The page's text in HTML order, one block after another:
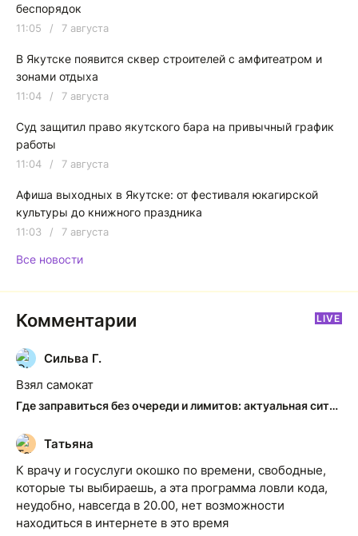
беспорядок
11:05 / 7 августа
В Якутске появится сквер строителей с амфитеатром и
зонами отдыха
11:04 / 7 августа
Суд защитил право якутского бара на привычный график
работы
11:04 / 7 августа
Афиша выходных в Якутске: от фестиваля юкагирской
культуры до книжного праздника
11:03 / 7 августа
Все новости
Комментарии LIVE
С
Сильва Г.
Взял самокат
Где заправиться без очереди и лимитов: актуальная ситуация на АЗС Якутска
Т
Татьяна
К врачу и госуслуги окошко по времени, свободные,
которые ты выбираешь, а эта программа ловли кода,
неудобно, навсегда в 20.00, нет возможности
находиться в интернете в это время